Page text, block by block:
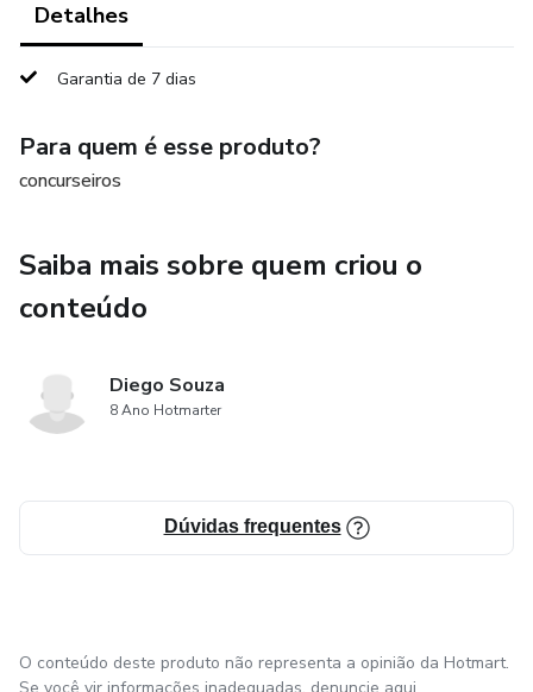
LÍNGUA PORTUGUESA
RACIOCÍNIO LÓGICO
NOÇÕES DE CRIMANILÍSTICA E
NOÇÕES DE ADMINISTRAÇÃO LEGAL
Estudando as questões comentadas desse livro, ficou mais
fácil ser aprovado em concurso público. Lembre-se de
Detalhes
Garantia de 7 dias
Para quem é esse produto?
concurseiros
Saiba mais sobre quem criou o
conteúdo
Diego Souza
8 Ano Hotmarter
Dúvidas frequentes
O conteúdo deste produto não representa a opinião da Hotmart.